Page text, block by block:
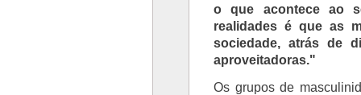
o que acontece ao
realidades é que as
sociedade, atrás de
aproveitadoras."
Os grupos de